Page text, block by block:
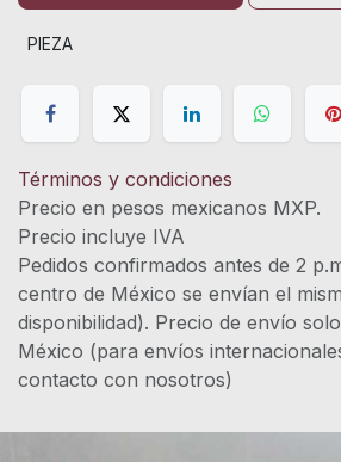
PIEZA
Términos y condiciones
Precio en pesos mexicanos MXP.
Precio incluye
Pedidos confirmados antes de 2
centro de México se envían el
disponibilidad). Precio de envío
México (para envíos
contacto con nosotros)